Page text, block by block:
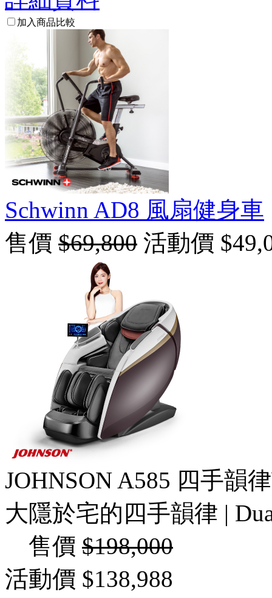
加入商品比較
Schwinn AD8 風扇健身車
售價 $69,800 活動價
JOHNSON A585 四手韻
大隱於宅的四手韻律 |
售價 $198,000
活動價 $138,988